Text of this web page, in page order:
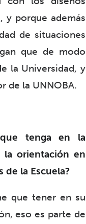
y porque además
de situaciones
que de modo
la Universidad, y
de la UNNOBA.
tenga en la
orientación en
de la Escuela?
que tener en su
eso es parte de